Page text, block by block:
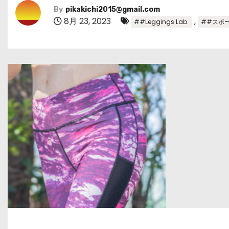
By pikakichi2015@gmail.com
8月 23, 2023 ##Leggings Lab. , ##スポ